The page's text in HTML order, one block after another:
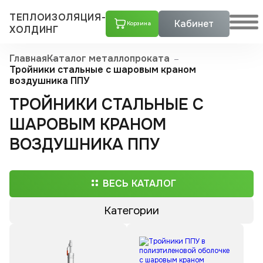
ТЕПЛОИЗОЛЯЦИЯ-
ХОЛДИНГ
Корзина Кабинет
ГлавнаяКаталог металлопроката
Тройники стальные с шаровым краном
воздушника ППУ
ТРОЙНИКИ СТАЛЬНЫЕ С
ШАРОВЫМ КРАНОМ
ВОЗДУШНИКА ППУ
ВЕСЬ КАТАЛОГ
Категории